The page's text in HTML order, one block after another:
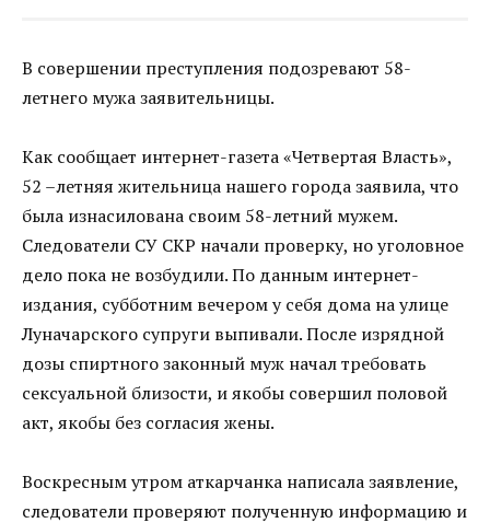
В совершении преступления подозревают 58-
летнего мужа заявительницы.
Как сообщает интернет-газета «Четвертая Власть»,
52 –летняя жительница нашего города заявила, что
была изнасилована своим 58-летний мужем.
Следователи СУ СКР начали проверку, но уголовное
дело пока не возбудили. По данным интернет-
издания, субботним вечером у себя дома на улице
Луначарского супруги выпивали. После изрядной
дозы спиртного законный муж начал требовать
сексуальной близости, и якобы совершил половой
акт, якобы без согласия жены.
Воскресным утром аткарчанка написала заявление,
следователи проверяют полученную информацию и